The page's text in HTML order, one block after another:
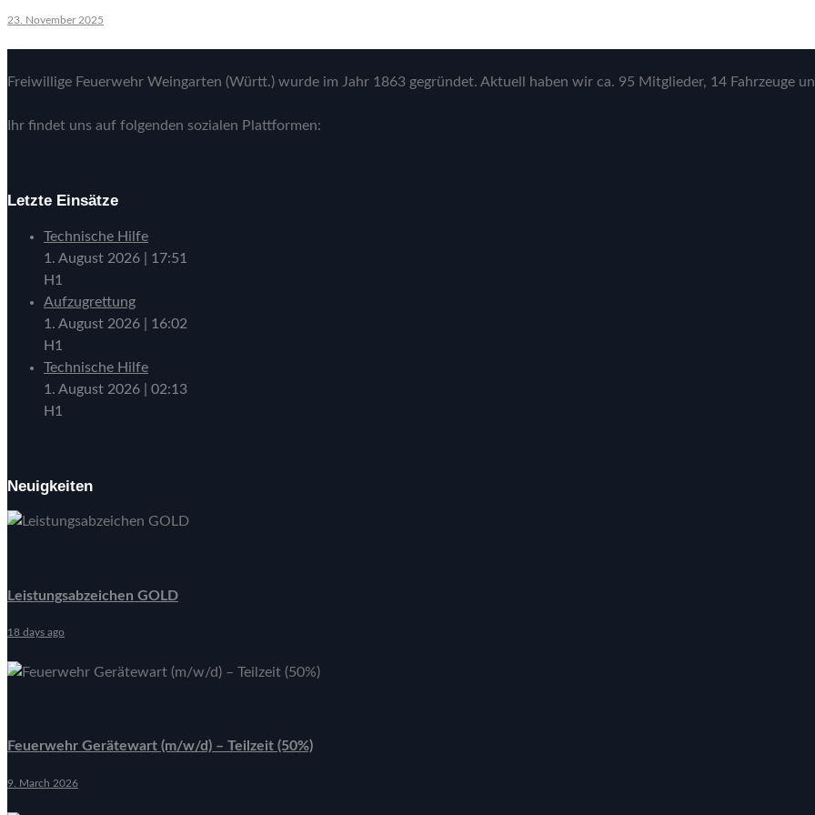
23. November 2025
Freiwillige Feuerwehr Weingarten (Württ.) wurde im Jahr 1863 gegründet. Aktuell haben wir ca. 95 Mitglieder, 14 Fahrzeuge
Ihr findet uns auf folgenden sozialen Plattformen:
Letzte Einsätze
Technische Hilfe
1. August 2026
17:51
H1
Aufzugrettung
1. August 2026
16:02
H1
Technische Hilfe
1. August 2026
02:13
H1
Neuigkeiten
Leistungsabzeichen GOLD
18 days ago
Feuerwehr Gerätewart (m/w/d) – Teilzeit (50%)
9. March 2026